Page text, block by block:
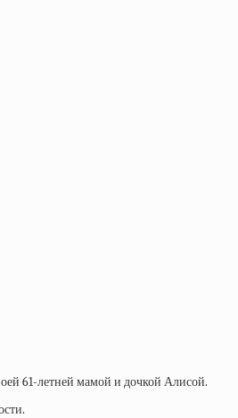
61-летней мамой и дочкой Алисой.